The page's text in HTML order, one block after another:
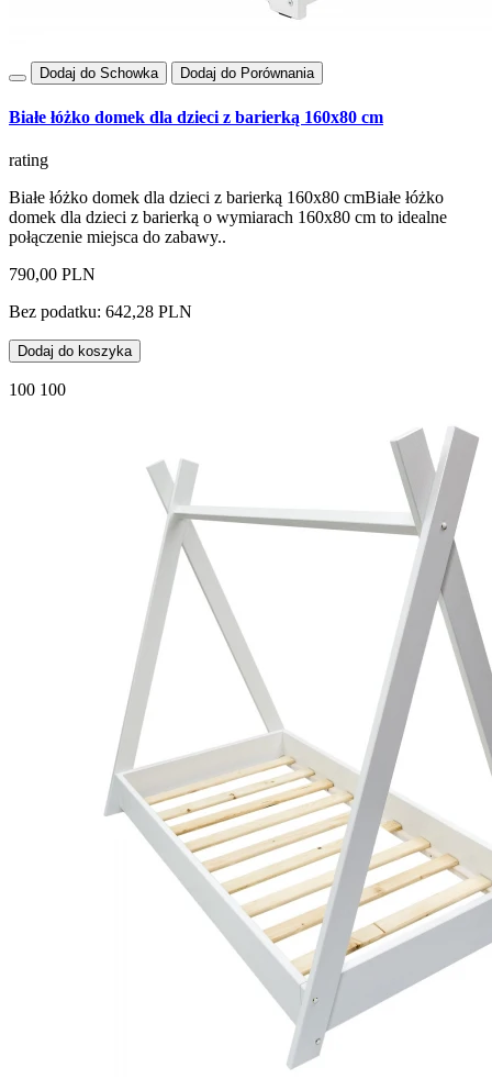
Dodaj do Schowka Dodaj do Porównania
Białe łóżko domek dla dzieci z barierką 160x80 cm
rating
Białe łóżko domek dla dzieci z barierką 160x80 cmBiałe łóżko
domek dla dzieci z barierką o wymiarach 160x80 cm to idealne
połączenie miejsca do zabawy..
790,00 PLN
Bez podatku: 642,28 PLN
Dodaj do koszyka
100 100